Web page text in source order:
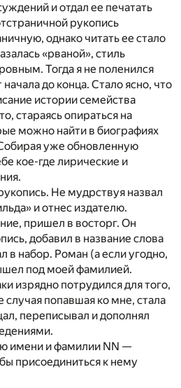
и отдал ее печатать
рукопись
однако читать ее стало
«рваной», стиль
Тогда я не поленился
до конца. Стало ясно, что
истории семейства
стараясь опираться на
можно найти в биографиях
уже обновленную
кое-где лирические и
Не мудрствуя назвал
и отнес издателю.
пришел в восторг. Он
добавил в название слова
в набор. Роман (а если угодно,
под моей фамилией.
изрядно потрудился для того,
случая попавшая ко мне, стала
переписывал и дополнял
имени и фамилии NN —
присоединиться к нему